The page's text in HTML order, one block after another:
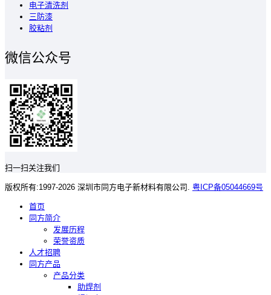
电子清洗剂
三防漆
胶粘剂
微信公众号
扫一扫关注我们
版权所有:1997-2026 深圳市同方电子新材料有限公司. 粤ICP备05044669号
首页
同方简介
发展历程
荣誉资质
人才招聘
同方产品
产品分类
助焊剂